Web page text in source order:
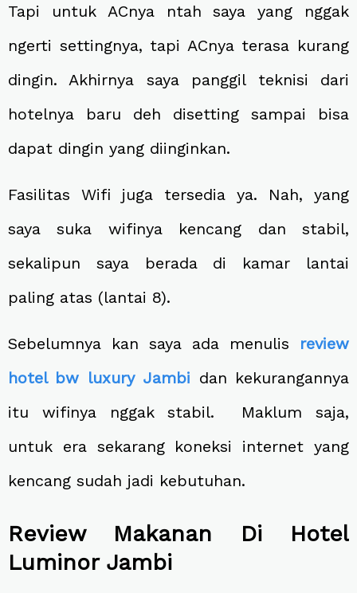
Tapi untuk ACnya ntah saya yang nggak
ngerti settingnya, tapi ACnya terasa kurang
dingin. Akhirnya saya panggil teknisi dari
hotelnya baru deh disetting sampai bisa
dapat dingin yang diinginkan.
Fasilitas Wifi juga tersedia ya. Nah, yang
saya suka wifinya kencang dan stabil,
sekalipun saya berada di kamar lantai
paling atas (lantai 8).
Sebelumnya kan saya ada menulis review
hotel bw luxury Jambi dan kekurangannya
itu wifinya nggak stabil. Maklum saja,
untuk era sekarang koneksi internet yang
kencang sudah jadi kebutuhan.
Review Makanan Di Hotel
Luminor Jambi